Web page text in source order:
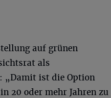
auf grünen
als
„Damit ist die Option
20 oder mehr Jahren zu